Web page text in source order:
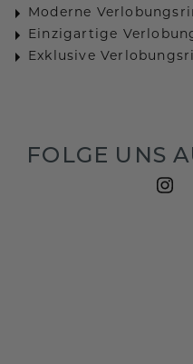
Moderne
Einzigartige
Exklusive
FOLGE UNS